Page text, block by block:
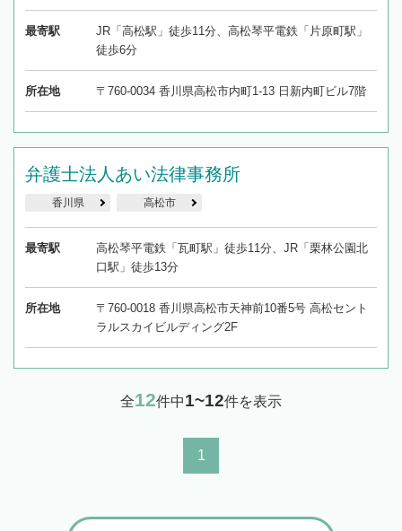
最寄駅
JR「高松駅」徒歩11分、高松琴平電鉄「片原町駅」
徒歩6分
所在地 〒760-0034 香川県高松市内町1-13 日新内町ビル7階
弁護士法人あい法律事務所
香川県 高松市
最寄駅
高松琴平電鉄「瓦町駅」徒歩11分、JR「栗林公園北
口駅」徒歩13分
所在地
〒760-0018 香川県高松市天神前10番5号 高松セント
ラルスカイビルディング2F
全12件中1~12件を表示
1